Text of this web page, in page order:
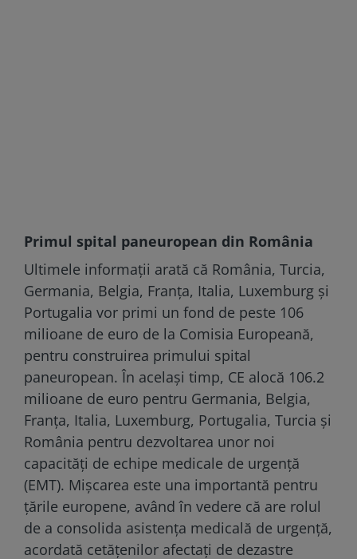
Primul spital paneuropean din România
Ultimele informații arată că România, Turcia,
Germania, Belgia, Franța, Italia, Luxemburg și
Portugalia vor primi un fond de peste 106
milioane de euro de la Comisia Europeană,
pentru construirea primului spital
paneuropean. În același timp, CE alocă 106.2
milioane de euro pentru Germania, Belgia,
Franța, Italia, Luxemburg, Portugalia, Turcia și
România pentru dezvoltarea unor noi
capacități de echipe medicale de urgență
(EMT). Mișcarea este una importantă pentru
țările europene, având în vedere că are rolul
de a consolida asistența medicală de urgență,
acordată cetățenilor afectați de dezastre